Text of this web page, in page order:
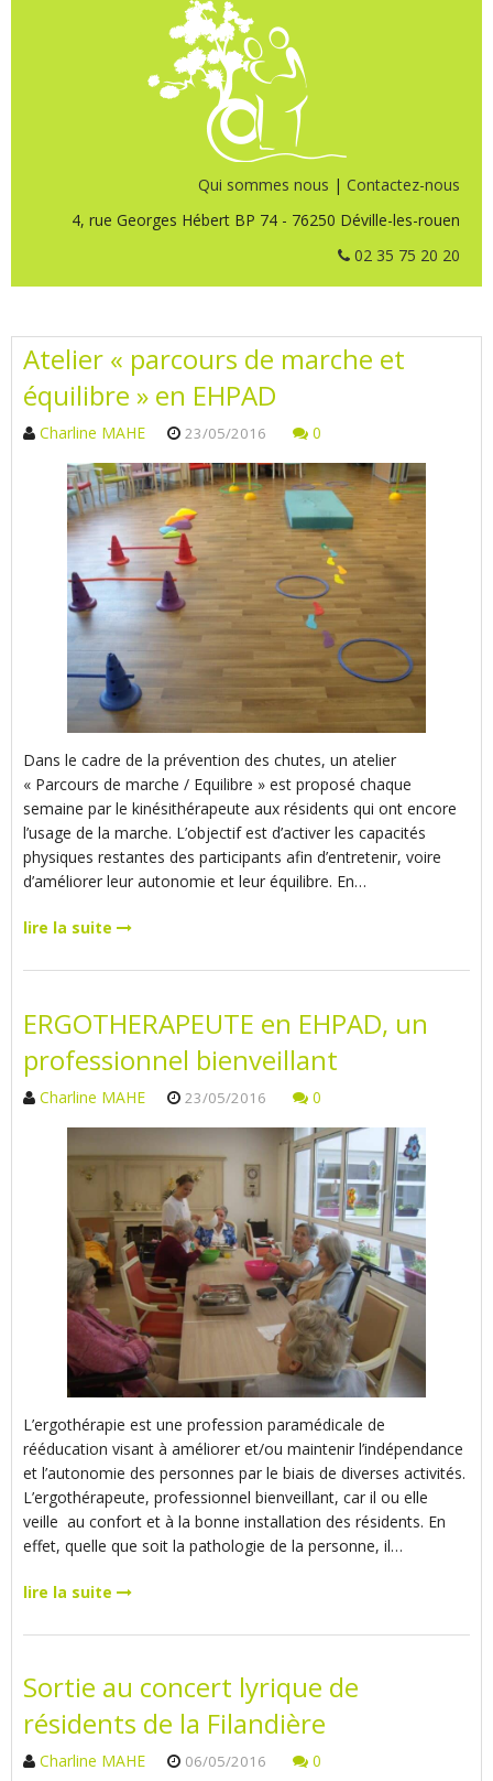
Qui sommes nous | Contactez-nous
4, rue Georges Hébert BP 74 - 76250 Déville-les-rouen
02 35 75 20 20
Atelier « parcours de marche et
équilibre » en EHPAD
Charline MAHE 23/05/2016 0
Dans le cadre de la prévention des chutes, un atelier
« Parcours de marche / Equilibre » est proposé chaque
semaine par le kinésithérapeute aux résidents qui ont encore
l’usage de la marche. L’objectif est d’activer les capacités
physiques restantes des participants afin d’entretenir, voire
d’améliorer leur autonomie et leur équilibre. En…
lire la suite
ERGOTHERAPEUTE en EHPAD, un
professionnel bienveillant
Charline MAHE 23/05/2016 0
L’ergothérapie est une profession paramédicale de
rééducation visant à améliorer et/ou maintenir l’indépendance
et l’autonomie des personnes par le biais de diverses activités.
L’ergothérapeute, professionnel bienveillant, car il ou elle
veille au confort et à la bonne installation des résidents. En
effet, quelle que soit la pathologie de la personne, il…
lire la suite
Sortie au concert lyrique de
résidents de la Filandière
Charline MAHE 06/05/2016 0